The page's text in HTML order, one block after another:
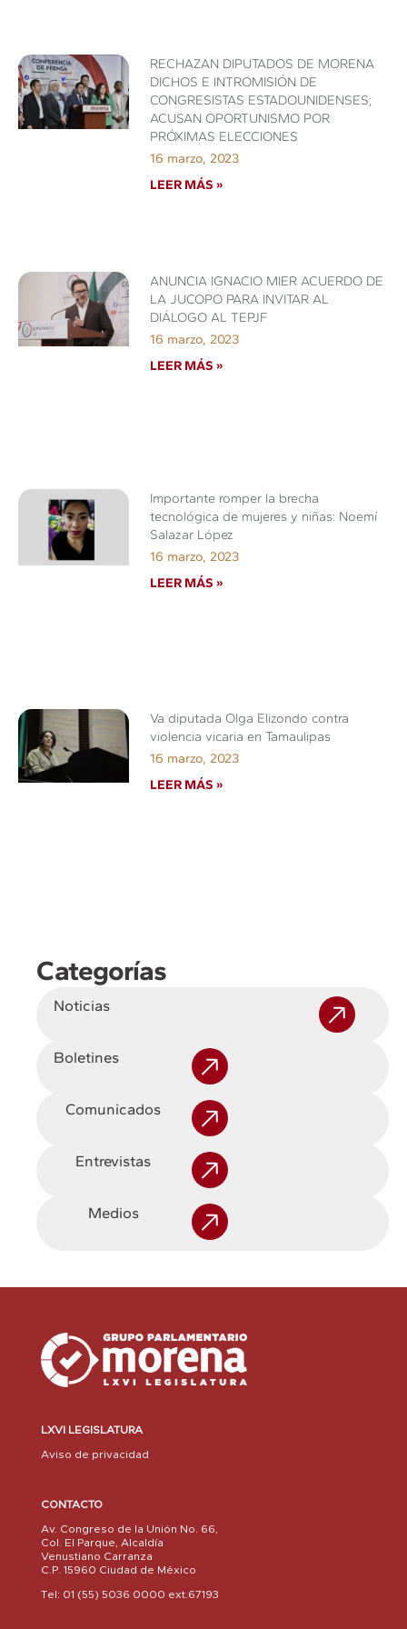
RECHAZAN DIPUTADOS DE MORENA
DICHOS E INTROMISIÓN DE
CONGRESISTAS ESTADOUNIDENSES;
ACUSAN OPORTUNISMO POR
PRÓXIMAS ELECCIONES
16 marzo, 2023
LEER MÁS »
ANUNCIA IGNACIO MIER ACUERDO DE
LA JUCOPO PARA INVITAR AL
DIÁLOGO AL TEPJF
16 marzo, 2023
LEER MÁS »
Importante romper la brecha
tecnológica de mujeres y niñas: Noemí
Salazar López
16 marzo, 2023
LEER MÁS »
Va diputada Olga Elizondo contra
violencia vicaria en Tamaulipas
16 marzo, 2023
LEER MÁS »
Categorías
Noticias
Boletines
Comunicados
Entrevistas
Medios
LXVI LEGISLATURA
Aviso de privacidad
CONTACTO
Av. Congreso de la Unión No. 66,
Col. El Parque, Alcaldía
Venustiano Carranza
C.P. 15960 Ciudad de México
Tel: 01 (55) 5036 0000 ext.67193